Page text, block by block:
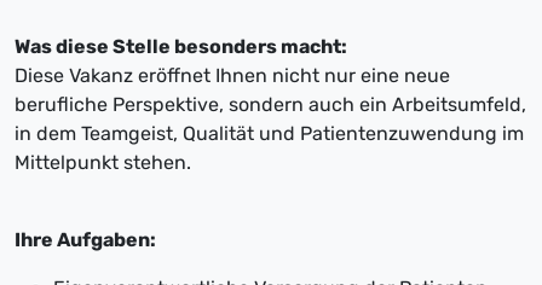
Was diese Stelle besonders macht:
Diese Vakanz eröffnet Ihnen nicht nur eine neue
berufliche Perspektive, sondern auch ein Arbeitsumfeld,
in dem Teamgeist, Qualität und Patientenzuwendung im
Mittelpunkt stehen.
Ihre Aufgaben: